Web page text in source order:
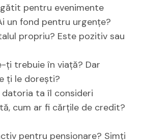
pentru evenimente
un fond pentru urgențe?
propriu? Este pozitiv sau
ți trebuie în viață? Dar
ți le dorești?
ta îl consideri
cum ar fi cărțile de credit?
pentru pensionare? Simți